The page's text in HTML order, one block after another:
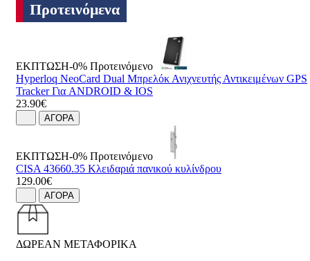
Προτεινόμενα
ΕΚΠΤΩΣΗ-0% Προτεινόμενο
Hyperloq NeoCard Dual Μπρελόκ Ανιχνευτής Αντικειμένων GPS
Tracker Για ANDROID & IOS
23.90€
ΑΓΟΡΑ
ΕΚΠΤΩΣΗ-0% Προτεινόμενο
CISA 43660.35 Κλειδαριά πανικού κυλίνδρου
129.00€
ΑΓΟΡΑ
ΔΩΡΕΑΝ ΜΕΤΑΦΟΡΙΚΑ